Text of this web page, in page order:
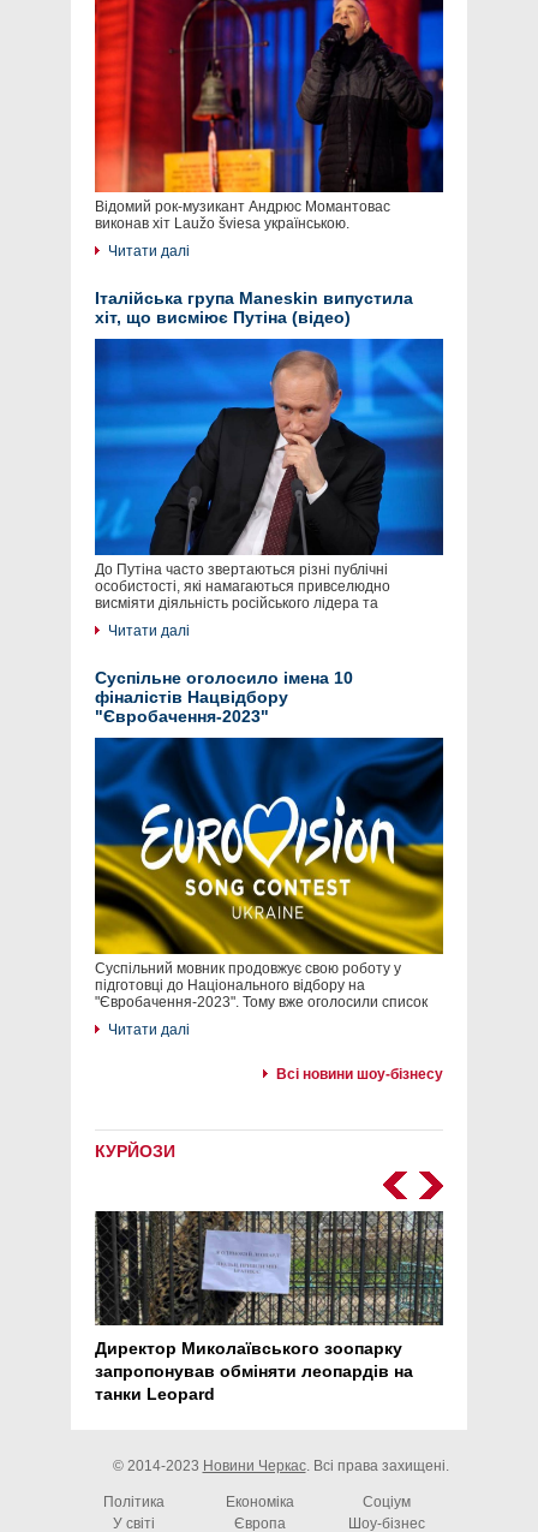
Відомий рок-музикант Андрюс Момантовас
виконав хіт Laužo šviesa українською.
Читати далі
Італійська група Maneskin випустила
хіт, що висміює Путіна (відео)
До Путіна часто звертаються різні публічні
особистості, які намагаються привселюдно
висміяти діяльність російського лідера та
Читати далі
Суспільне оголосило імена 10
фіналістів Нацвідбору
"Євробачення-2023"
Суспільний мовник продовжує свою роботу у
підготовці до Національного відбору на
"Євробачення-2023". Тому вже оголосили список
Читати далі
Всі новини шоу-бізнесу
КУРЙОЗИ
Директор Миколаївського зоопарку
запропонував обміняти леопардів на
танки Leopard
© 2014-2023 Новини Черкас. Всі права захищені.
Політика Економіка
Соціум
У світі
Європа Шоу-бізнес